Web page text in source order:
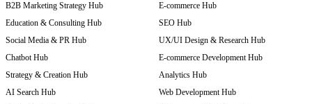
B2B Marketing Strategy Hub
E-commerce Hub
Education & Consulting Hub
SEO Hub
Social Media & PR Hub
UX/UI Design & Research Hub
Chatbot Hub
E-commerce Development Hub
Strategy & Creation Hub
Analytics Hub
AI Search Hub
Web Development Hub